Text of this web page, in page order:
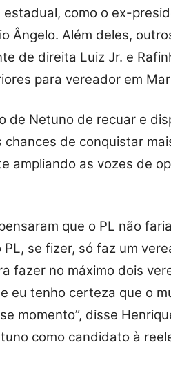
estadual, como o ex-
Ângelo. Além deles,
de direita Luiz Jr. e
para vereador em
de Netuno de recuar e
chances de conquistar
ampliando as vozes de
que o PL não
se fizer, só faz um
fazer no máximo dois
eu tenho certeza que o
momento”, disse
como candidato à